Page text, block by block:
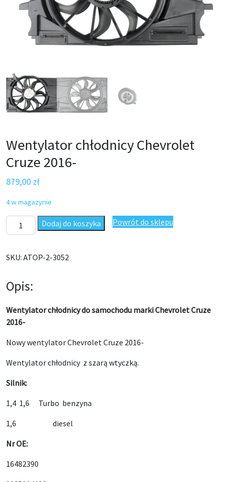
Wentylator chłodnicy Chevrolet
Cruze 2016-
879,00 zł
4 w magazynie
ilość Wentylator chłodnicy Chevrolet Cruze 2016-
Dodaj do koszyka Powrót do sklepu
SKU: ATOP-2-3052
Opis:
Wentylator chłodnicy do samochodu marki Chevrolet Cruze
2016-
Nowy wentylator Chevrolet Cruze 2016-
Wentylator chłodnicy z szarą wtyczką.
Silnik:
1,4 1,6 Turbo benzyna
1,6 diesel
Nr OE:
16482390